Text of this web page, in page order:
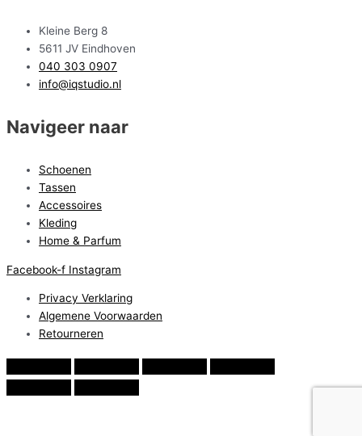
Kleine Berg 8
5611 JV Eindhoven
040 303 0907
info@iqstudio.nl
Navigeer naar
Schoenen
Tassen
Accessoires
Kleding
Home & Parfum
Facebook-f Instagram
Privacy Verklaring
Algemene Voorwaarden
Retourneren